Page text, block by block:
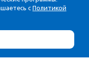
с Политикой